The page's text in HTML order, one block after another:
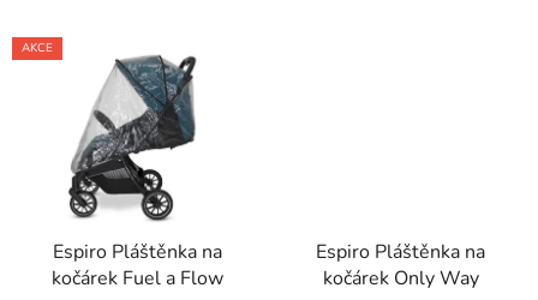
AKCE
Espiro Pláštěnka na
kočárek Fuel a Flow
Espiro Pláštěnka na
kočárek Only Way